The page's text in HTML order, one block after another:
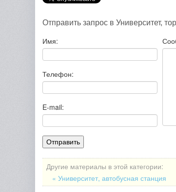
Отправить запрос в Университет,
Имя:
Телефон:
E-mail:
Другие материалы в этой категории:
« Университет, автобусная станция